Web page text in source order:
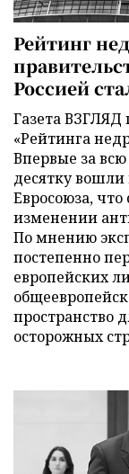
Рейтинг
Россией
Газета ВЗГЛЯД
«Рейтинга
Впервые за
десятку вошли
Евросоюза, что
изменении
По мнению
постепенно
европейских
пространство
осторожных